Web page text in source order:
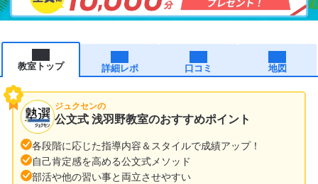
教室トップ 詳細レポ 口コミ 地図
ジュクセンの
公文式 浅羽野教室のおすすめポイント
各段階に応じた指導内容＆スタイルで成績アップ！
自己肯定感を高める公文式メソッド
部活や他の習い事と両立させやすい